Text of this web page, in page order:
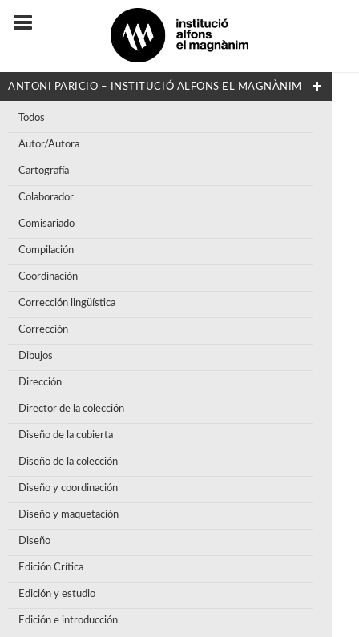
ANTONI PARICIO – INSTITUCIÓ ALFONS EL MAGNÀNIM
Todos
Autor/Autora
Cartografía
Colaborador
Comisariado
Compilación
Coordinación
Corrección lingüística
Corrección
Dibujos
Dirección
Director de la colección
Diseño de la cubierta
Diseño de la colección
Diseño y coordinación
Diseño y maquetación
Diseño
Edición Crítica
Edición y estudio
Edición e introducción